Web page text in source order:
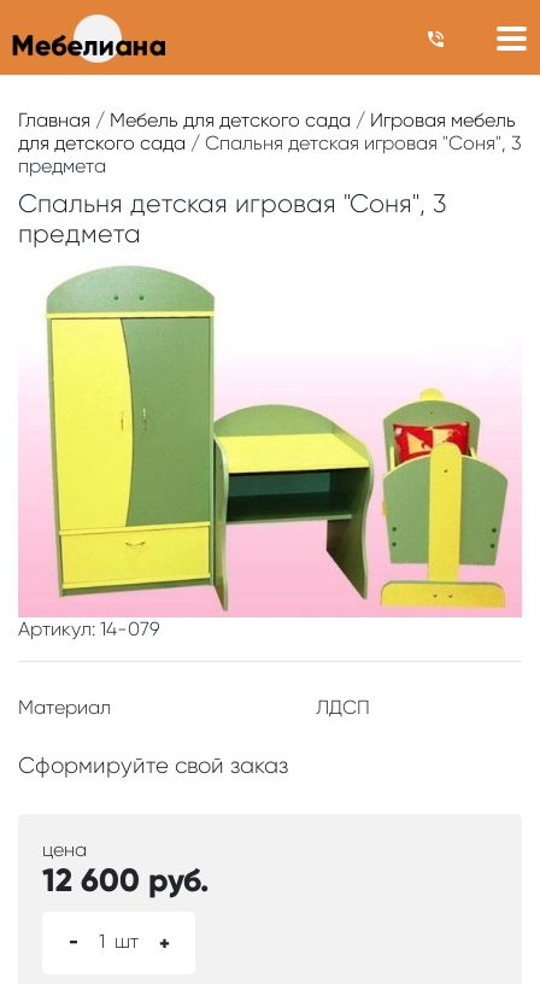
Главная / Мебель для детского сада / Игровая мебель
для детского сада / Спальня детская игровая "Соня", 3
предмета
Спальня детская игровая "Соня", 3
предмета
Артикул: 14-079
Материал ЛДСП
Сформируйте свой заказ
цена
12 600 руб.
- 1 шт +